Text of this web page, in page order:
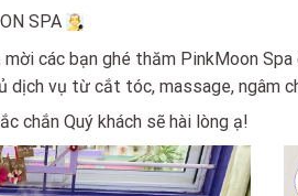
SPA
các bạn ghé thăm PinkMoon Spa
dịch vụ từ cắt tóc, massage, ngâm
chắn Quý khách sẽ hài lòng ạ!